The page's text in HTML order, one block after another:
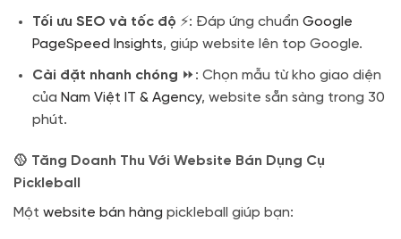
Tối ưu SEO và tốc độ ⚡: Đáp ứng chuẩn Google
PageSpeed Insights, giúp website lên top Google.
Cài đặt nhanh chóng ⏩: Chọn mẫu từ kho giao diện
của Nam Việt IT & Agency, website sẵn sàng trong 30
phút.
🥎 Tăng Doanh Thu Với Website Bán Dụng Cụ
Pickleball
Một website bán hàng pickleball giúp bạn: